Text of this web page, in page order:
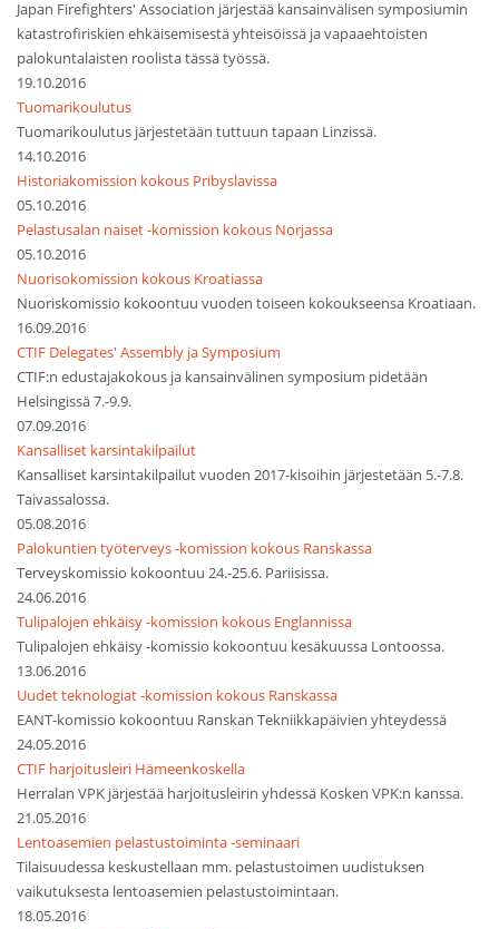
Japan Firefighters' Association järjestää kansainvälisen symposiumin
katastrofiriskien ehkäisemisestä yhteisöissä ja vapaaehtoisten
palokuntalaisten roolista tässä työssä.
19.10.2016
Tuomarikoulutus
Tuomarikoulutus järjestetään tuttuun tapaan Linzissä.
14.10.2016
Historiakomission kokous Pribyslavissa
05.10.2016
Pelastusalan naiset -komission kokous Norjassa
05.10.2016
Nuorisokomission kokous Kroatiassa
Nuoriskomissio kokoontuu vuoden toiseen kokoukseensa Kroatiaan.
16.09.2016
CTIF Delegates' Assembly ja Symposium
CTIF:n edustajakokous ja kansainvälinen symposium pidetään
Helsingissä 7.-9.9.
07.09.2016
Kansalliset karsintakilpailut
Kansalliset karsintakilpailut vuoden 2017-kisoihin järjestetään 5.-7.8.
Taivassalossa.
05.08.2016
Palokuntien työterveys -komission kokous Ranskassa
Terveyskomissio kokoontuu 24.-25.6. Pariisissa.
24.06.2016
Tulipalojen ehkäisy -komission kokous Englannissa
Tulipalojen ehkäisy -komissio kokoontuu kesäkuussa Lontoossa.
13.06.2016
Uudet teknologiat -komission kokous Ranskassa
EANT-komissio kokoontuu Ranskan Tekniikkapäivien yhteydessä
24.05.2016
CTIF harjoitusleiri Hämeenkoskella
Herralan VPK järjestää harjoitusleirin yhdessä Kosken VPK:n kanssa.
21.05.2016
Lentoasemien pelastustoiminta -seminaari
Tilaisuudessa keskustellaan mm. pelastustoimen uudistuksen
vaikutuksesta lentoasemien pelastustoimintaan.
18.05.2016